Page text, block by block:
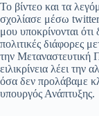
Το βίντεο και τα
σχολίασε μέσω
μου υποκρίνονται ότι
πολιτικές διάφορες
την
ειλικρίνεια λέει την
όσα δεν προλάβαμε
υπουργός Ανάπτυξης.